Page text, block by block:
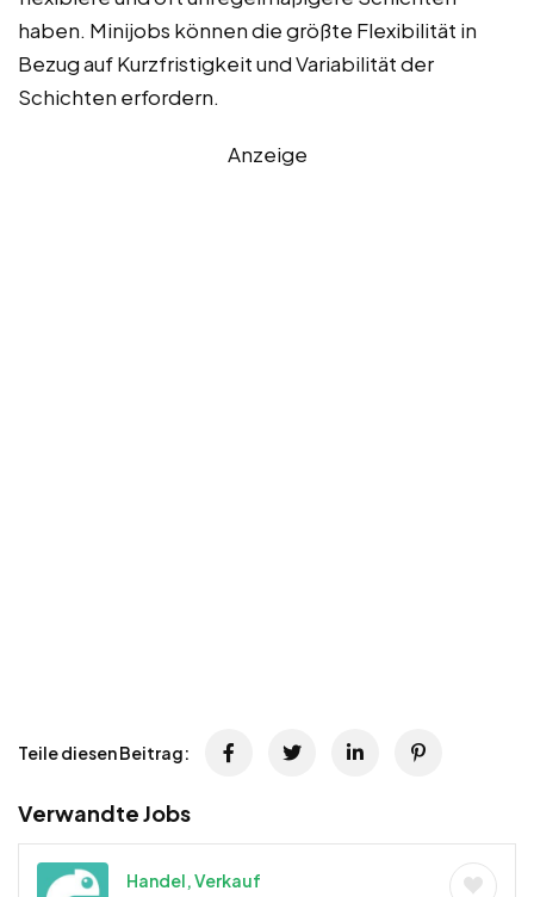
haben. Minijobs können die größte Flexibilität in
Bezug auf Kurzfristigkeit und Variabilität der
Schichten erfordern.
Anzeige
Teile diesen Beitrag:
Verwandte Jobs
Handel, Verkauf